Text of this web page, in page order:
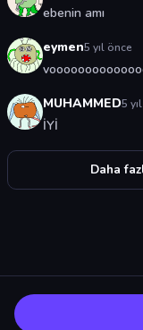
ebenin amı
eymen5 yıl önce
MUHAMMED5
İYİ
Daha